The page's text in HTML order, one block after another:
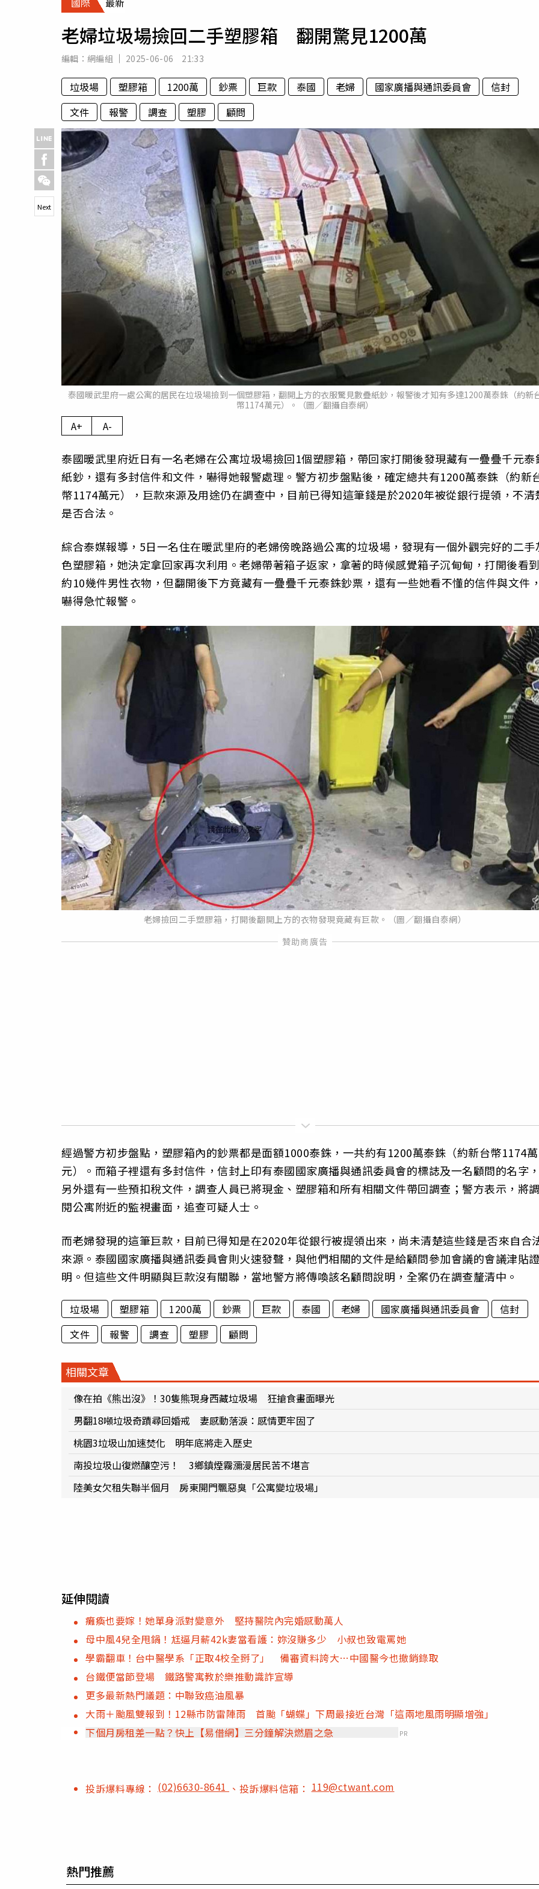
專欄
房產新勢力
運勢
梅酒
老婦垃圾場撿回二手塑膠箱 翻開驚見1200萬
編輯： 網編組 2025-06-06 21:33
垃圾場 塑膠箱 1200萬 鈔票 巨款 泰國 老婦 國家廣播與通訊委員會
信封
文件
報警 調查 塑膠 顧問
泰國暖武里府一處公寓的居民在垃圾場撿到一個塑膠箱，翻開上方的衣服驚見數疊紙鈔，報警後才知有多達1200萬泰銖（約新
幣1174萬元）。（圖／翻攝自泰網）
Next
A+ A-
泰國暖武里府近日有一名老婦在公寓垃圾場撿回1個塑膠箱，帶回家打開後發現藏有一疊疊千元泰
紙鈔，還有多封信件和文件，嚇得她報警處理。警方初步盤點後，確定總共有1200萬泰銖（約新
幣1174萬元），巨款來源及用途仍在調查中，目前已得知這筆錢是於2020年被從銀行提領，不清
是否合法。
綜合泰媒報導，5日一名住在暖武里府的老婦傍晚路過公寓的垃圾場，發現有一個外觀完好的二手
色塑膠箱，她決定拿回家再次利用。老婦帶著箱子返家，拿著的時候感覺箱子沉甸甸，打開後看到
約10幾件男性衣物，但翻開後下方竟藏有一疊疊千元泰銖鈔票，還有一些她看不懂的信件與文件，
嚇得急忙報警。
老婦撿回二手塑膠箱，打開後翻開上方的衣物發現竟藏有巨款。（圖／翻攝自泰網）
經過警方初步盤點，塑膠箱內的鈔票都是面額1000泰銖，一共約有1200萬泰銖（約新台幣1174萬
元）。而箱子裡還有多封信件，信封上印有泰國國家廣播與通訊委員會的標誌及一名顧問的名字，
另外還有一些預扣稅文件，調查人員已將現金、塑膠箱和所有相關文件帶回調查；警方表示，將調
閱公寓附近的監視畫面，追查可疑人士。
而老婦發現的這筆巨款，目前已得知是在2020年從銀行被提領出來，尚未清楚這些錢是否來自合
來源。泰國國家廣播與通訊委員會則火速發聲，與他們相關的文件是給顧問參加會議的會議津貼證
明。但這些文件明顯與巨款沒有關聯，當地警方將傳喚該名顧問說明，全案仍在調查釐清中。
垃圾場 塑膠箱 1200萬 鈔票 巨款 泰國 老婦 國家廣播與通訊委員會
信封
文件
報警 調查 塑膠 顧問
相關文章
像在拍《熊出沒》！30隻熊現身西藏垃圾場 狂搶食畫面曝光
男翻18噸垃圾奇蹟尋回婚戒 妻感動落淚：感情更牢固了
桃園3垃圾山加速焚化 明年底將走入歷史
南投垃圾山復燃釀空污！ 3鄉鎮煙霧瀰漫居民苦不堪言
陸美女欠租失聯半個月 房東開門飄惡臭「公寓變垃圾場」
延伸閱讀
癱瘓也要嫁！她單身派對變意外 堅持醫院內完婚感動萬人
母中風4兒全甩鍋！尪逼月薪42k妻當看護：妳沒賺多少 小叔也致電罵她
學霸翻車！台中醫學系「正取4校全掰了」 備審資料誇大…中國醫今也撤銷錄取
台鐵便當節登場 鐵路警寓教於樂推動識詐宣導
更多最新熱門議題：中聯致癌油風暴
大雨＋颱風雙報到！12縣市防雷陣雨 首颱「蝴蝶」下周最接近台灣「這兩地風雨明顯增強」
下個月房租差一點？快上【易借網】三分鐘解決燃眉之急
PR
投訴爆料專線： (02)6630-8641 、投訴爆料信箱：119@ctwant.com
熱門推薦